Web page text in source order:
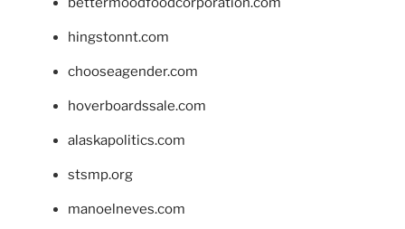
hingstonnt.com
chooseagender.com
hoverboardssale.com
alaskapolitics.com
stsmp.org
manoelneves.com